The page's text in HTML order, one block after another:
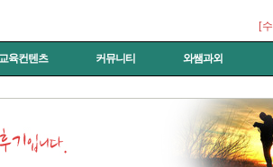
[
교육컨텐츠 커뮤니티 와쌤과외